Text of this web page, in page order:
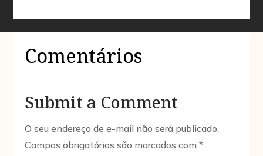
Comentários
Submit a Comment
O seu endereço de e-mail não será publicado.
Campos obrigatórios são marcados com*